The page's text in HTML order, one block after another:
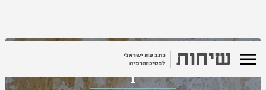
כרך ל"ד, חוברת
1